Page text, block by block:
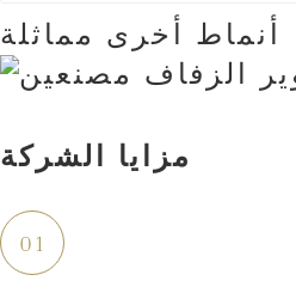
أنماط أخرى مماثلة
مزايا الشركة
01